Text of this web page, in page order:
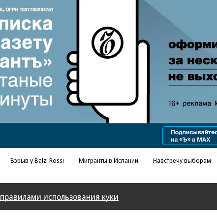
Реклама в «Ъ» www.kommersant.ru/ad
Взрыв у Balzi Rossi Мигранты в Испании Навстречу выборам
правилами использования куки